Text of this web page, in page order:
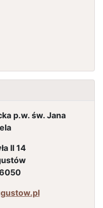
p.w. św. Jana
II 14